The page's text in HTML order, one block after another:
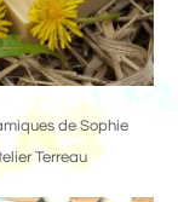
de Sophie
Terreau